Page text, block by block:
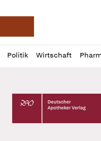
Deutsche
Politik Wirtschaft
Profil
öffnen
Daz
Pur
Deutscher Apotheker